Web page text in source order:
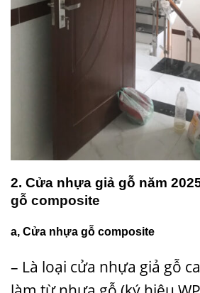
2. Cửa nhựa giả gỗ năm
gỗ composite
a, Cửa nhựa gỗ composite
– Là loại cửa nhựa giả gỗ